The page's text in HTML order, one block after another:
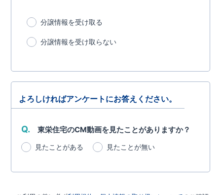
分譲情報を受け取る
分譲情報を受け取らない
よろしければアンケートにお答えください。
Q. 東栄住宅のCM動画を見たことがありますか？
見たことがある 見たことが無い